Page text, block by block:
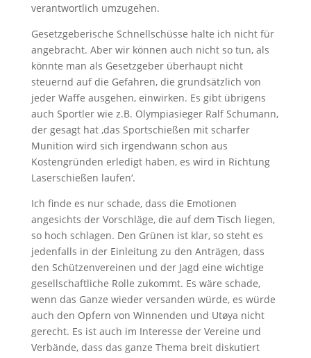
verantwortlich umzugehen.
Gesetzgeberische Schnellschüsse halte ich nicht für
angebracht. Aber wir können auch nicht so tun, als
könnte man als Gesetzgeber überhaupt nicht
steuernd auf die Gefahren, die grundsätzlich von
jeder Waffe ausgehen, einwirken. Es gibt übrigens
auch Sportler wie z.B. Olympiasieger Ralf Schumann,
der gesagt hat ‚das Sportschießen mit scharfer
Munition wird sich irgendwann schon aus
Kostengründen erledigt haben, es wird in Richtung
Laserschießen laufen‘.
Ich finde es nur schade, dass die Emotionen
angesichts der Vorschläge, die auf dem Tisch liegen,
so hoch schlagen. Den Grünen ist klar, so steht es
jedenfalls in der Einleitung zu den Anträgen, dass
den Schützenvereinen und der Jagd eine wichtige
gesellschaftliche Rolle zukommt. Es wäre schade,
wenn das Ganze wieder versanden würde, es würde
auch den Opfern von Winnenden und Utøya nicht
gerecht. Es ist auch im Interesse der Vereine und
Verbände, dass das ganze Thema breit diskutiert